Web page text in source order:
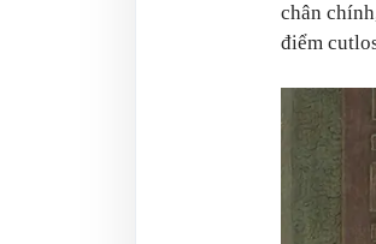
chân
điểm